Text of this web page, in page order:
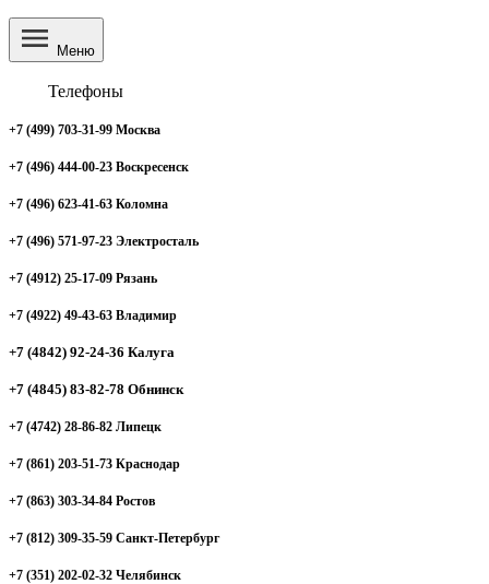
Меню
Телефоны
+7 (499) 703-31-99 Москва
+7 (496) 444-00-23 Воскресенск
+7 (496) 623-41-63 Коломна
+7 (496) 571-97-23 Электросталь
+7 (4912) 25-17-09 Рязань
+7 (4922) 49-43-63 Владимир
+7 (4842) 92-24-36 Калуга
+7 (4845) 83-82-78 Обнинск
+7 (4742) 28-86-82 Липецк
+7 (861) 203-51-73 Краснодар
+7 (863) 303-34-84 Ростов
+7 (812) 309-35-59 Санкт-Петербург
+7 (351) 202-02-32 Челябинск